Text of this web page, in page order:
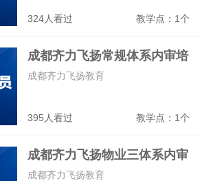
324人看过 教学点：1个
成都齐力飞扬常规体系内审培
训班
395人看过 教学点：1个
成都齐力飞扬教育
成都齐力飞扬物业三体系内审
培训班
成都齐力飞扬教育